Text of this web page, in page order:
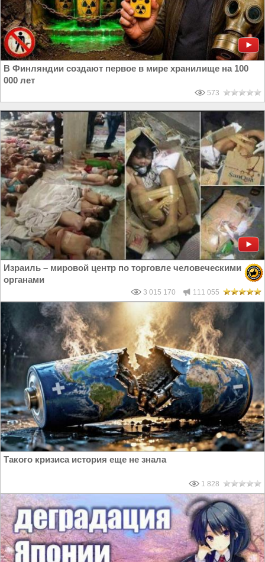
В Финляндии создают первое в мире хранилище на 100
000 лет
573
Израиль – мировой центр по торговле человеческими
органами
3 015 170 111 055
Такого кризиса история еще не знала
1 828